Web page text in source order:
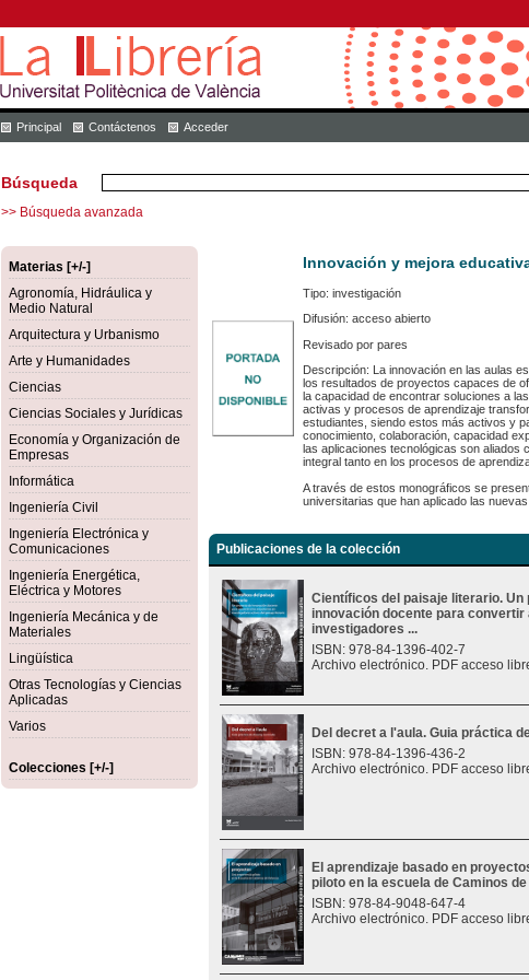
Principal Contáctenos Acceder
Búsqueda
>> Búsqueda avanzada
Materias [+/-]
Agronomía, Hidráulica y
Medio Natural
Arquitectura y Urbanismo
Arte y Humanidades
Ciencias
Ciencias Sociales y Jurídicas
Economía y Organización de
Empresas
Informática
Ingeniería Civil
Ingeniería Electrónica y
Comunicaciones
Ingeniería Energética,
Eléctrica y Motores
Ingeniería Mecánica y de
Materiales
Lingüística
Otras Tecnologías y Ciencias
Aplicadas
Varios
Colecciones [+/-]
Innovación y mejora
Tipo: investigación
Difusión: acceso abierto
Revisado por pares
Descripción: La innovación en las aulas
los resultados de proyectos capaces de
la capacidad de encontrar soluciones a
activas y procesos de aprendizaje
estudiantes, siendo estos más activos y
conocimiento, colaboración, capacidad
las aplicaciones tecnológicas son
integral tanto en los procesos de
A través de estos monográficos se
universitarias que han aplicado las
Publicaciones de la colección
Científicos del paisaje literario. Un
innovación docente para convertir
investigadores ...
ISBN: 978-84-1396-402-7
Archivo electrónico. PDF acceso
Del decret a l'aula. Guia práctica
ISBN: 978-84-1396-436-2
Archivo electrónico. PDF acceso
El aprendizaje basado en
piloto en la escuela de Caminos
ISBN: 978-84-9048-647-4
Archivo electrónico. PDF acceso